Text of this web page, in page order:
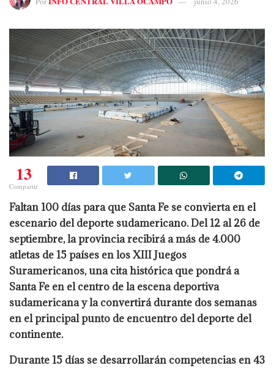
13
Compartir
Faltan 100 días para que Santa Fe se convierta en el
escenario del deporte sudamericano. Del 12 al 26 de
septiembre, la provincia recibirá a más de 4.000
atletas de 15 países en los XIII Juegos
Suramericanos, una cita histórica que pondrá a
Santa Fe en el centro de la escena deportiva
sudamericana y la convertirá durante dos semanas
en el principal punto de encuentro del deporte del
continente.
Durante 15 días se desarrollarán competencias en 43